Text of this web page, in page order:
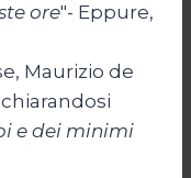
ore"- Eppure,
Maurizio de
e dei minimi